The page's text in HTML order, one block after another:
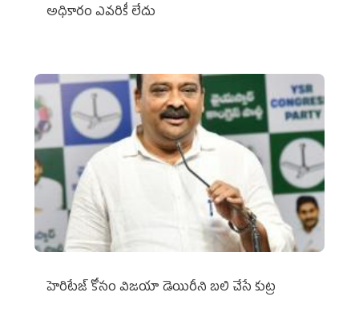
అధికారం ఎవరికీ లేదు
హెరిటేజ్ కోసం విజయా డెయిరీని బలి చేసే కుట్ర‌